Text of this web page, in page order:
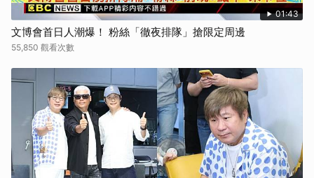
01:43
文博會首日人潮爆！ 粉絲「徹夜排隊」搶限定周邊
55,850 觀看次數